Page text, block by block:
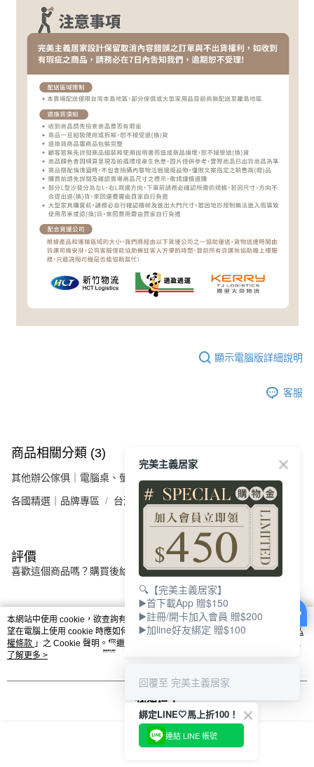
顯示電腦版詳細說明
客服
商品相關分類 (3)
其他辦公傢俱｜電腦桌、螢幕架、辦公收納
各國精選｜品牌專區 台灣｜FUNTE 電動升降桌
評價
喜歡這個商品嗎？購買後給他一個好評吧
本分類熱銷全站排行
本網站中使用 cookie，欲查詢有關本網站使用 cookie 方式之詳情，及若您不希
望在電腦上使用 cookie 時應如何變更電腦的 cookie 設定，請參閱本網站「
隱私
權條款 」之 Cookie 聲明。您繼續使用本網站即表示您同意本公司得按本網站使
用條款之 Cookie 聲明使用 cookie。
了解更多 >
我知道了
完美主義居家
🔍【完美主義居家】
▶️首下載App 贈$150
▶️註冊/開卡加入會員 贈$200
▶️加line好友綁定 贈$100
回覆至 完美主義居家
綁定LINE🤍馬上折100！
連結 LINE 帳號